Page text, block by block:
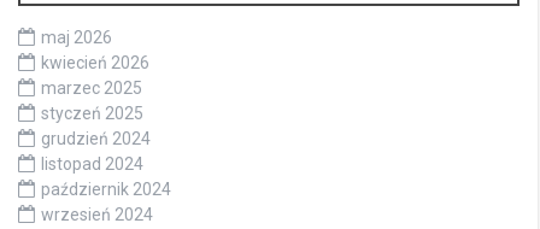
maj 2026
kwiecień 2026
marzec 2025
styczeń 2025
grudzień 2024
listopad 2024
październik 2024
wrzesień 2024